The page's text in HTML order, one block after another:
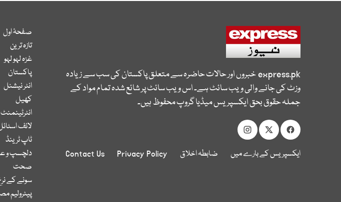
express.pkخبروں اور حالات حاضرہ سے متعلق پاکستان کی سب سے زیادہ
وزٹ کی جانے والی ویب سائٹ ہے۔ اس ویب سائٹ پر شائع شدہ تمام مواد کے
جملہ حقوق بحق ایکسپریس میڈیا گروپ محفوظ ہیں۔
ایکسپریس کے بارے میں ضابطہ اخلاق Privacy Policy
Contact Us
صفحۂ اول
تازہ ترین
غزہ لہو لہو
پاکستان
انٹر نیشنل
کھیل
انٹرٹینمنٹ
لائف
ٹاپ ٹرینڈ
دلچسپ و
صحت
سونے کے
پیٹرولیم